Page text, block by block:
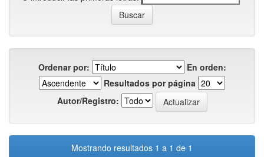
Ordenar por:
En orden:
Resultados por página
Autor/Registro:
Mostrando resultados 1 a 1 de 1